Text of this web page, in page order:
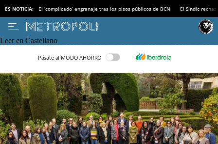
ES NOTICIA: El ‘complicado’ engranaje tras los pisos públicos de BCN El Síndic
Leer en Castellano
Pásate al MODO AHORRO